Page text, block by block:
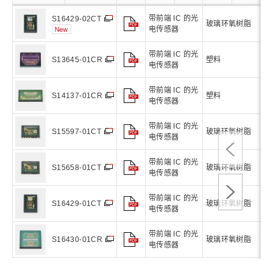
S16429-02CT
带前端 IC 的光
电传感器
玻璃环氧树脂
S13645-01CR
带前端 IC 的光
电传感器
塑料
S14137-01CR
带前端 IC 的光
电传感器
塑料
S15597-01CT
带前端 IC 的光
电传感器
玻璃环氧树脂
S15658-01CT
带前端 IC 的光
电传感器
玻璃环氧树脂
S16429-01CT
带前端 IC 的光
电传感器
玻璃环氧树脂
S16430-01CR
带前端 IC 的光
电传感器
玻璃环氧树脂